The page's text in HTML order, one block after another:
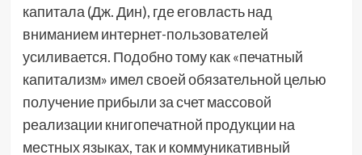
капитала (Дж. Дин), где еговласть над
вниманием интернет-пользователей
усиливается. Подобно тому как «печатный
капитализм» имел своей обязательной целью
получение прибыли за счет массовой
реализации книгопечатной продукции на
местных языках, так и коммуникативный